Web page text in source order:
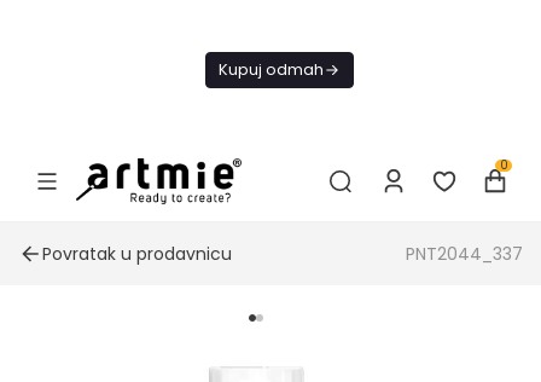
Kupuj odmah
0
Povratak u prodavnicu PNT2044_337